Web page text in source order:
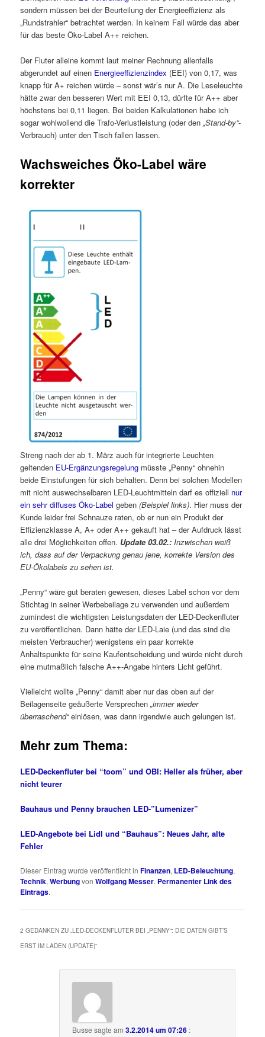
sondern müssen bei der Beurteilung der Energieeffizienz als
„Rundstrahler“ betrachtet werden. In keinem Fall würde das aber
für das beste Öko-Label A++ reichen.
Der Fluter alleine kommt laut meiner Rechnung allenfalls
abgerundet auf einen Energieeffizienzindex (EEI) von 0,17, was
knapp für A+ reichen würde – sonst wär’s nur A. Die Leseleuchte
hätte zwar den besseren Wert mit EEI 0,13, dürfte für A++ aber
höchstens bei 0,11 liegen. Bei beiden Kalkulationen habe ich
sogar wohlwollend die Trafo-Verlustleistung (oder den„Stand-by“-
Verbrauch) unter den Tisch fallen lassen.
Wachsweiches Öko-Label wäre
korrekter
Streng nach der ab 1. März auch für integrierte Leuchten
geltenden EU-Ergänzungsregelung müsste „Penny“ ohnehin
beide Einstufungen für sich behalten. Denn bei solchen Modellen
mit nicht auswechselbaren LED-Leuchtmitteln darf es offiziell nur
ein sehr diffuses Öko-Label geben(Beispiel links). Hier muss der
Kunde leider frei Schnauze raten, ob er nun ein Produkt der
Effizienzklasse A, A+ oder A++ gekauft hat – der Aufdruck lässt
alle drei Möglichkeiten offen. Update 03.02.: Inzwischen weiß
ich, dass auf der Verpackung genau jene, korrekte Version des
EU-Ökolabels zu sehen ist.
„Penny“ wäre gut beraten gewesen, dieses Label schon vor dem
Stichtag in seiner Werbebeilage zu verwenden und außerdem
zumindest die wichtigsten Leistungsdaten der LED-Deckenfluter
zu veröffentlichen. Dann hätte der LED-Laie (und das sind die
meisten Verbraucher) wenigstens ein paar korrekte
Anhaltspunkte für seine Kaufentscheidung und würde nicht durch
eine mutmaßlich falsche A++-Angabe hinters Licht geführt.
Vielleicht wollte „Penny“ damit aber nur das oben auf der
Beilagenseite geäußerte Versprechen„immer wieder
überraschend“einlösen, was dann irgendwie auch gelungen ist.
Mehr zum Thema:
LED-Deckenfluter bei “toom” und OBI: Heller als früher, aber
nicht teurer
Bauhaus und Penny brauchen LED-”Lumenizer”
LED-Angebote bei Lidl und “Bauhaus”: Neues Jahr, alte
Fehler
Dieser Eintrag wurde veröffentlicht inFinanzen, LED-Beleuchtung,
Technik,WerbungvonWolfgang Messer. Permanenter Link des
Eintrags.
2 GEDANKEN ZU „LED-DECKENFLUTER BEI „PENNY“: DIE DATEN GIBT’S
ERST IM LADEN (UPDATE)“
Busse sagte am3.2.2014 um 07:26 :